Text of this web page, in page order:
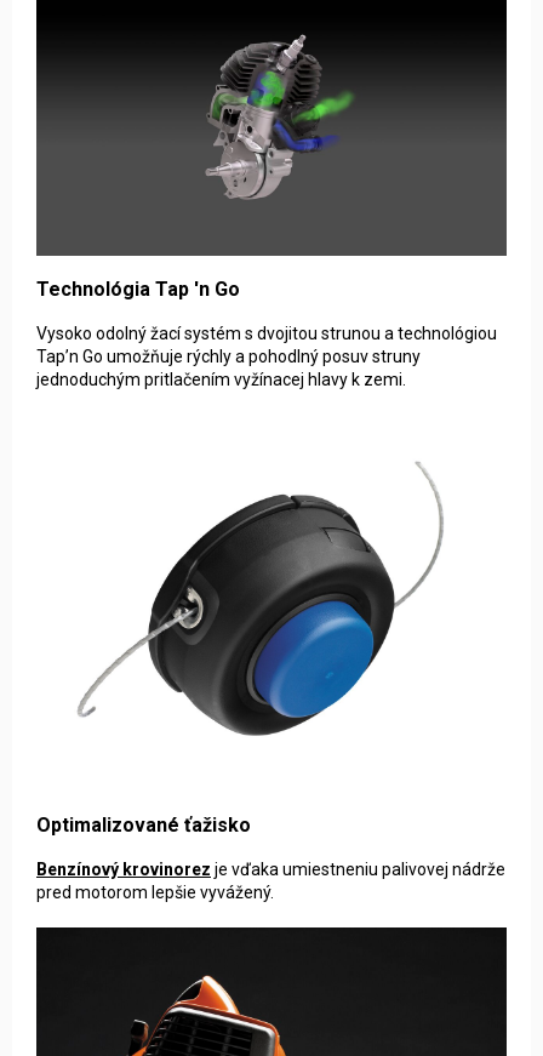
Technológia Tap 'n Go
Vysoko odolný žací systém s dvojitou strunou a technológiou
Tap’n Go umožňuje rýchly a pohodlný posuv struny
jednoduchým pritlačením vyžínacej hlavy k zemi.
Optimalizované ťažisko
Benzínový krovinorez je vďaka umiestneniu palivovej nádrže
pred motorom lepšie vyvážený.